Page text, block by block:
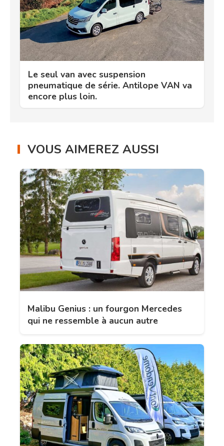
Le seul van avec suspension
pneumatique de série. Antilope VAN va
encore plus loin.
VOUS AIMEREZ AUSSI
Malibu Genius : un fourgon Mercedes
qui ne ressemble à aucun autre